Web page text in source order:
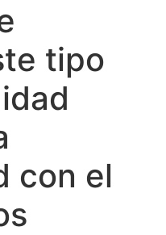
tipo
con el